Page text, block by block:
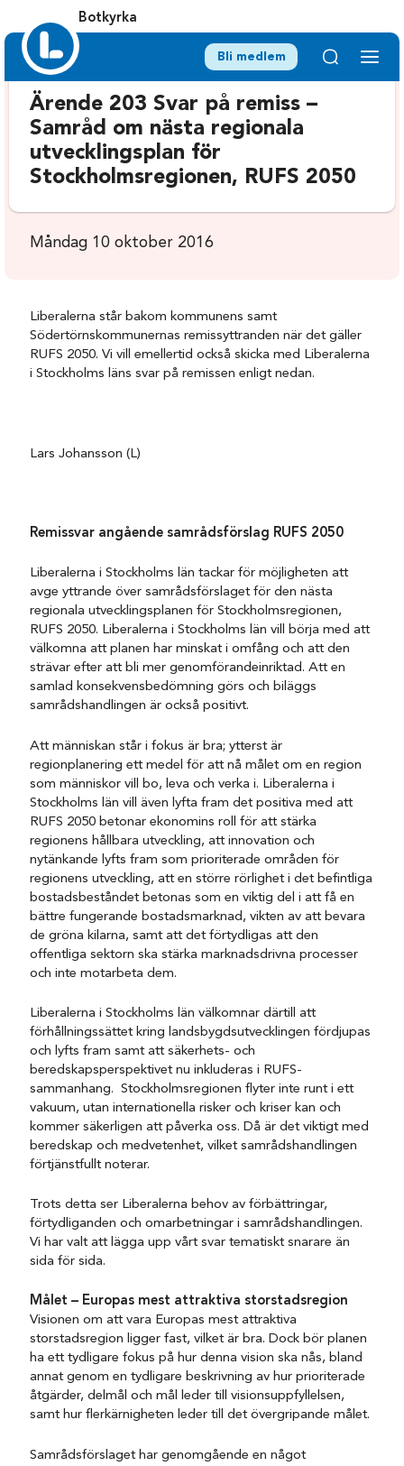
Botkyrka
Bli medlem
Ärende 203 Svar på remiss –
Samråd om nästa regionala
utvecklingsplan för
Stockholmsregionen, RUFS 2050
Måndag 10 oktober 2016
Liberalerna står bakom kommunens samt
Södertörnskommunernas remissyttranden när det gäller
RUFS 2050. Vi vill emellertid också skicka med Liberalerna
i Stockholms läns svar på remissen enligt nedan.
Lars Johansson (L)
Remissvar angående samrådsförslag RUFS 2050
Liberalerna i Stockholms län tackar för möjligheten att
avge yttrande över samrådsförslaget för den nästa
regionala utvecklingsplanen för Stockholmsregionen,
RUFS 2050. Liberalerna i Stockholms län vill börja med att
välkomna att planen har minskat i omfång och att den
strävar efter att bli mer genomförandeinriktad. Att en
samlad konsekvensbedömning görs och biläggs
samrådshandlingen är också positivt.
Att människan står i fokus är bra; ytterst är
regionplanering ett medel för att nå målet om en region
som människor vill bo, leva och verka i. Liberalerna i
Stockholms län vill även lyfta fram det positiva med att
RUFS 2050 betonar ekonomins roll för att stärka
regionens hållbara utveckling, att innovation och
nytänkande lyfts fram som prioriterade områden för
regionens utveckling, att en större rörlighet i det befintliga
bostadsbeståndet betonas som en viktig del i att få en
bättre fungerande bostadsmarknad, vikten av att bevara
de gröna kilarna, samt att det förtydligas att den
offentliga sektorn ska stärka marknadsdrivna processer
och inte motarbeta dem.
Liberalerna i Stockholms län välkomnar därtill att
förhållningssättet kring landsbygdsutvecklingen fördjupas
och lyfts fram samt att säkerhets- och
beredskapsperspektivet nu inkluderas i RUFS-
sammanhang. Stockholmsregionen flyter inte runt i ett
vakuum, utan internationella risker och kriser kan och
kommer säkerligen att påverka oss. Då är det viktigt med
beredskap och medvetenhet, vilket samrådshandlingen
förtjänstfullt noterar.
Trots detta ser Liberalerna behov av förbättringar,
förtydliganden och omarbetningar i samrådshandlingen.
Vi har valt att lägga upp vårt svar tematiskt snarare än
sida för sida.
Målet – Europas mest attraktiva storstadsregion
Visionen om att vara Europas mest attraktiva
storstadsregion ligger fast, vilket är bra. Dock bör planen
ha ett tydligare fokus på hur denna vision ska nås, bland
annat genom en tydligare beskrivning av hur prioriterade
åtgärder, delmål och mål leder till visionsuppfyllelsen,
samt hur flerkärnigheten leder till det övergripande målet.
Samrådsförslaget har genomgående en något